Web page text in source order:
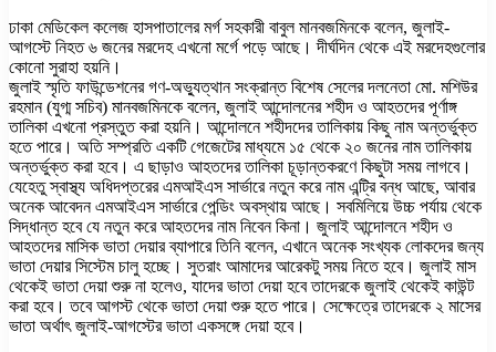
ঢাকা মেডিকেল কলেজ হাসপাতালের মর্গ সহকারী বাবুল মানবজমিনকে বলেন, জুলাই-
আগস্টে নিহত ৬ জনের মরদেহ এখনো মর্গে পড়ে আছে। দীর্ঘদিন থেকে এই মরদেহগুলোর
কোনো সুরাহা হয়নি।
জুলাই স্মৃতি ফাউন্ডেশনের গণ-অভ্যুত্থান সংক্রান্ত বিশেষ সেলের দলনেতা মো. মশিউর
রহমান (যুগ্ম সচিব) মানবজমিনকে বলেন, জুলাই আন্দোলনের শহীদ ও আহতদের পূর্ণাঙ্গ
তালিকা এখনো প্রস্তুত করা হয়নি। আন্দোলনে শহীদদের তালিকায় কিছু নাম অন্তর্ভুক্ত
হতে পারে। অতি সম্প্রতি একটি গেজেটের মাধ্যমে ১৫ থেকে ২০ জনের নাম তালিকায়
অন্তর্ভুক্ত করা হবে। এ ছাড়াও আহতদের তালিকা চূড়ান্তকরণে কিছুটা সময় লাগবে।
যেহেতু স্বাস্থ্য অধিদপ্তরের এমআইএস সার্ভারে নতুন করে নাম এন্ট্রি বন্ধ আছে, আবার
অনেক আবেদন এমআইএস সার্ভারে পেন্ডিং অবস্থায় আছে। সবমিলিয়ে উচ্চ পর্যায় থেকে
সিদ্ধান্ত হবে যে নতুন করে আহতদের নাম নিবেন কিনা। জুলাই আন্দোলনে শহীদ ও
আহতদের মাসিক ভাতা দেয়ার ব্যাপারে তিনি বলেন, এখানে অনেক সংখ্যক লোকদের জন্য
ভাতা দেয়ার সিস্টেম চালু হচ্ছে। সুতরাং আমাদের আরেকটু সময় নিতে হবে। জুলাই মাস
থেকেই ভাতা দেয়া শুরু না হলেও, যাদের ভাতা দেয়া হবে তাদেরকে জুলাই থেকেই কাউন্ট
করা হবে। তবে আগস্ট থেকে ভাতা দেয়া শুরু হতে পারে। সেক্ষেত্রে তাদেরকে ২ মাসের
ভাতা অর্থাৎ জুলাই-আগস্টের ভাতা একসঙ্গে দেয়া হবে।